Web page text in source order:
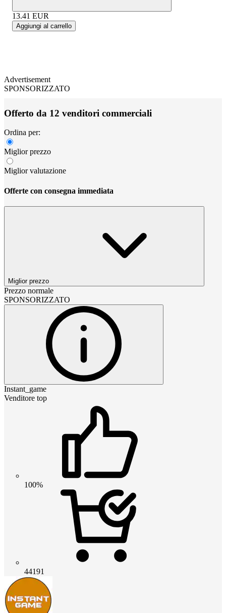
13.41 EUR
Aggiungi al carrello
Advertisement
SPONSORIZZATO
Offerto da 12 venditori commerciali
Ordina per:
Miglior prezzo
Miglior valutazione
Offerte con consegna immediata
Miglior prezzo
Prezzo normale
SPONSORIZZATO
Instant_game
Venditore top
100%
44191